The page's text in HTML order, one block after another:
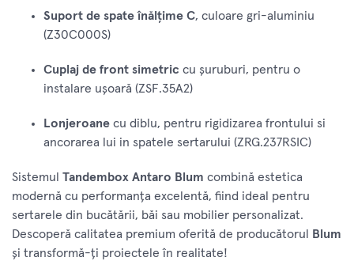
Suport de spate înălțime C, culoare gri-aluminiu
(Z30C000S)
Cuplaj de front simetric cu șuruburi, pentru o
instalare ușoară (ZSF.35A2)
Lonjeroane cu diblu, pentru rigidizarea frontului si
ancorarea lui in spatele sertarului (ZRG.237RSIC)
Sistemul Tandembox Antaro Blum combină estetica
modernă cu performanța excelentă, fiind ideal pentru
sertarele din bucătării, băi sau mobilier personalizat.
Descoperă calitatea premium oferită de producătorul
Blum
și transformă-ți proiectele în realitate!